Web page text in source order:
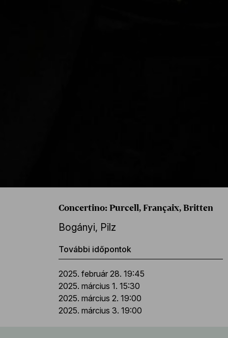
Concertino: Purcell, Françaix, Britten
Bogányi, Pilz
További időpontok
2025. február 28. 19:45
2025. március 1. 15:30
2025. március 2. 19:00
2025. március 3. 19:00